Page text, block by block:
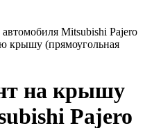
Mitsubishi Pajero
крышу (прямоугольная
на крышу
Pajero